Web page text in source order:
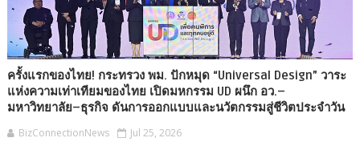
ครั้งแรกของไทย! กระทรวง พม. ปักหมุด “Universal Design” วาระ
แห่งความเท่าเทียมของไทย เปิดมหกรรม UD ผนึก อว.–
มหาวิทยาลัย–ธุรกิจ ดันการออกแบบและนวัตกรรมสู่ชีวิตประจำวัน
BizConnectionNews Jul 25, 2026